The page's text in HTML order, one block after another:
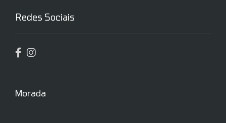
Redes Sociais
Morada